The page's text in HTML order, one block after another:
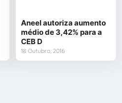
Aneel autoriza aumento
médio de 3,42% para a
CEB D
18 Outubro, 2016